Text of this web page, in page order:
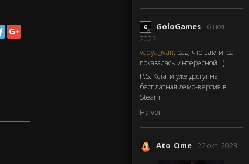
GoloGames- 6 ноя.
2023
vadya_ivan, рад, что вам игра
показалась интересной : )
P.S. Кстати уже доступна
бесплатная демо-версия в
Steam
Halver
Ato_Ome- 22 окт. 2023